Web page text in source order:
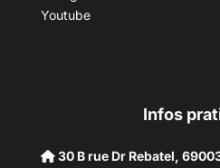
Youtube
Infos
30 B rue Dr Rebatel,